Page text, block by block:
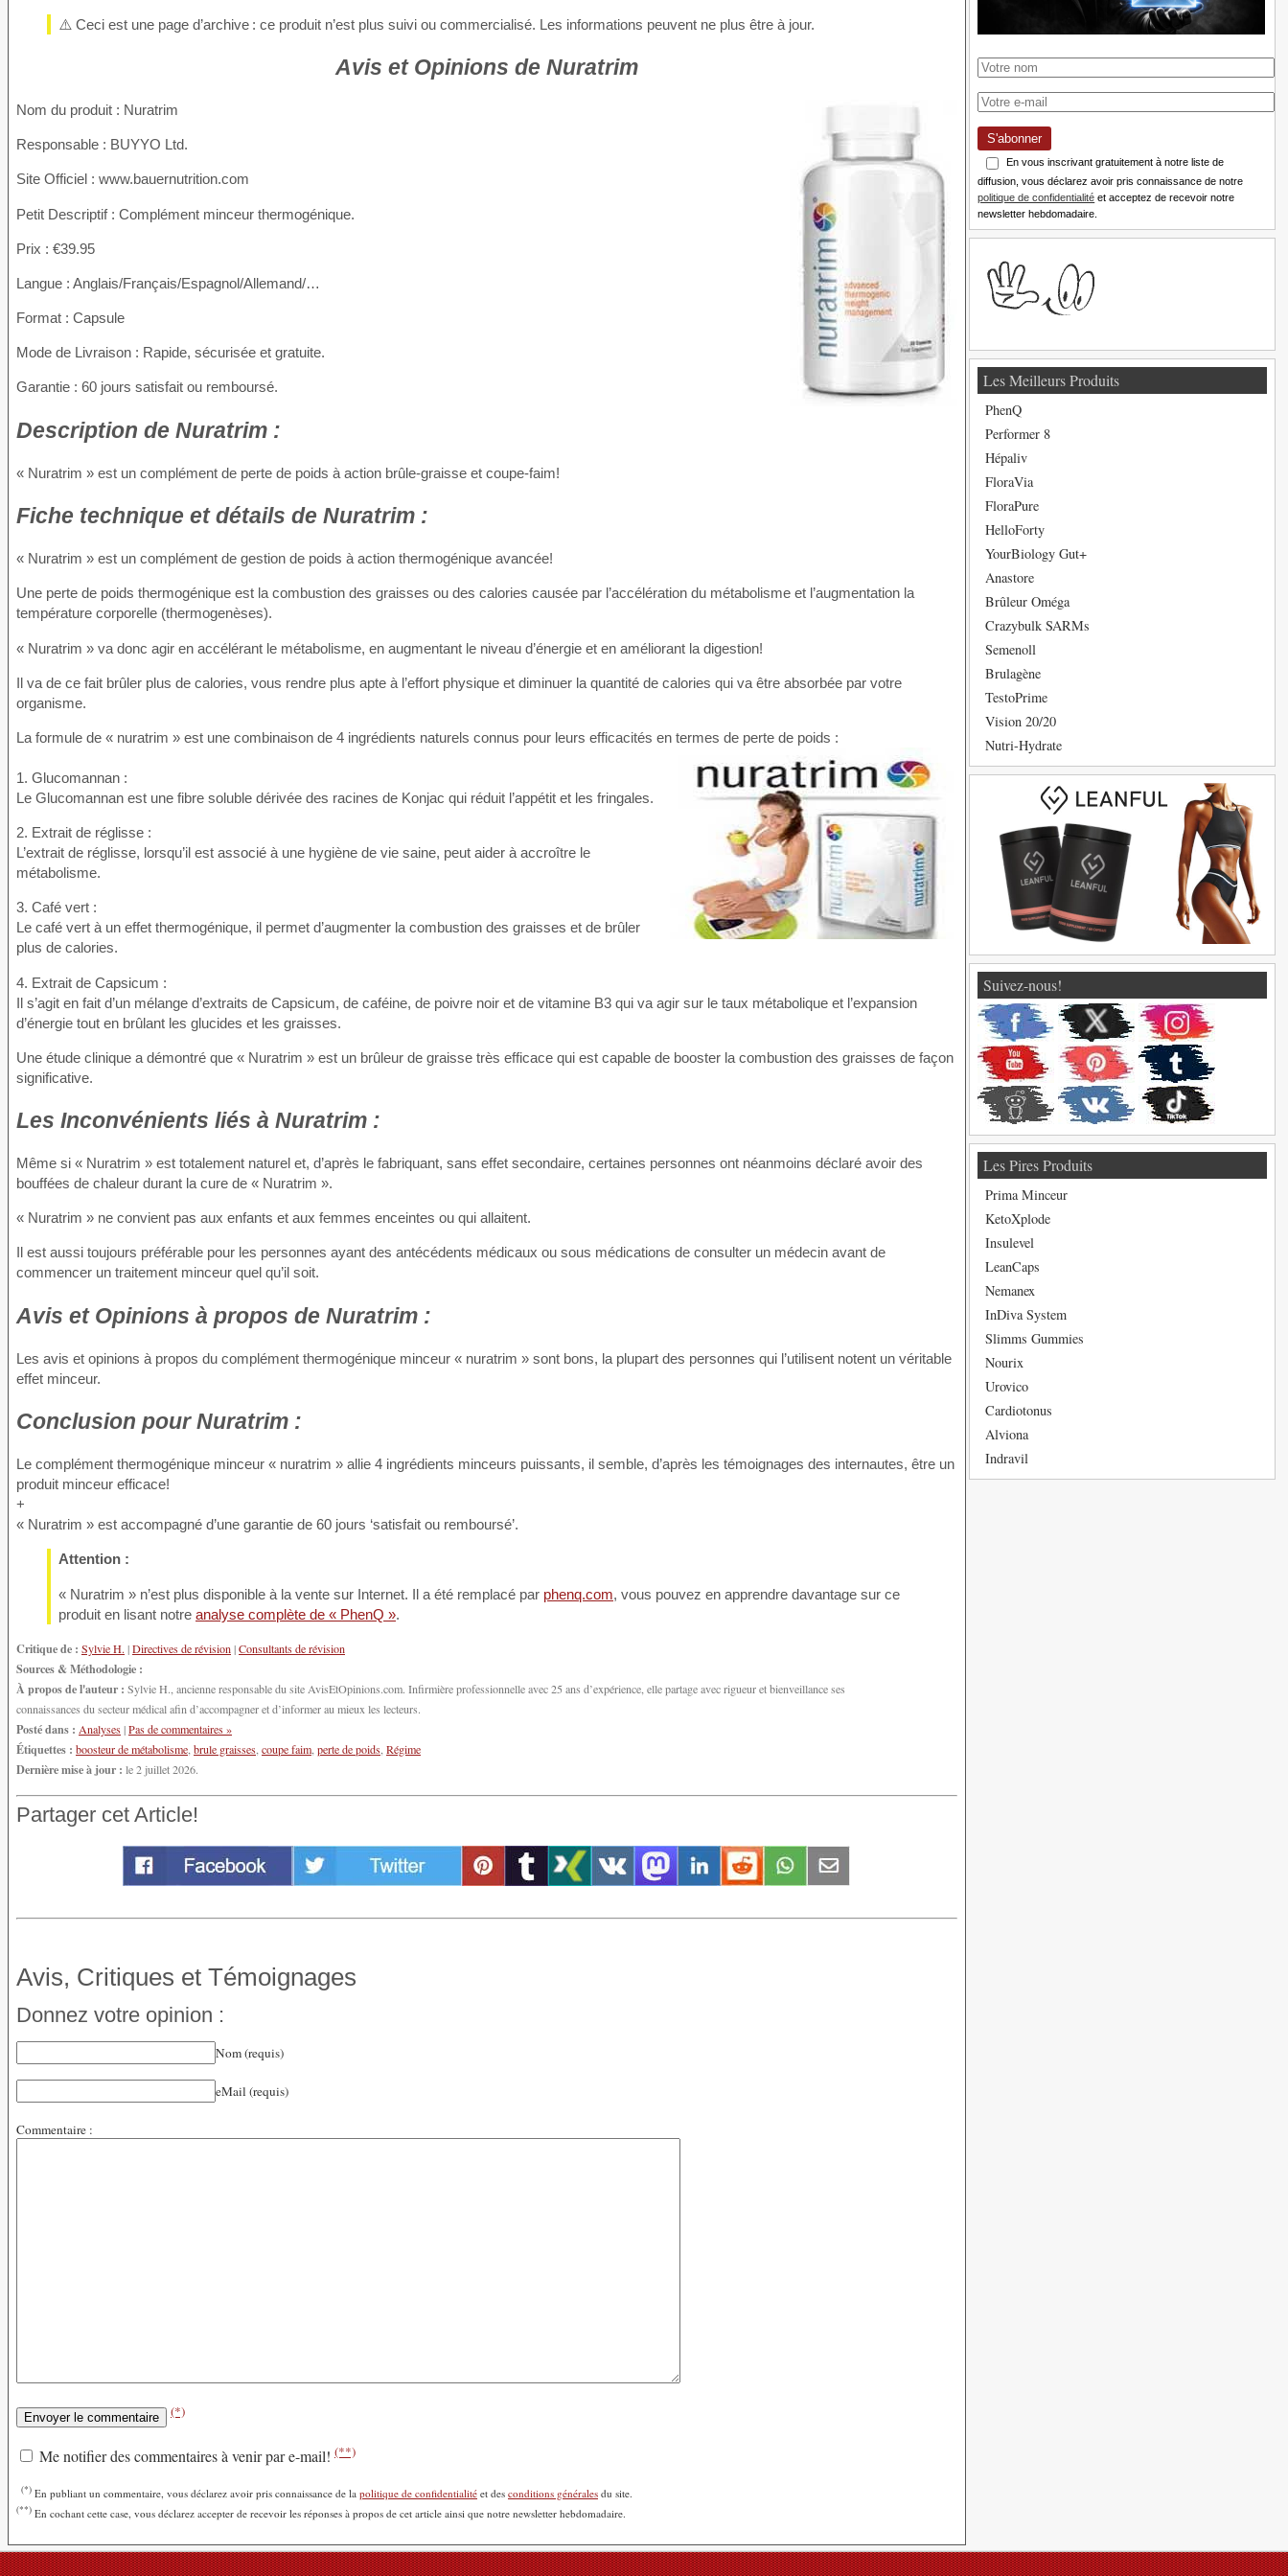
⚠️ Ceci est une page d’archive : ce produit n’est plus suivi ou commercialisé. Les informations peuvent ne plus être à jour.
Avis et Opinions de Nuratrim
Nom du produit : Nuratrim
Responsable : BUYYO Ltd.
Site Officiel : www.bauernutrition.com
Petit Descriptif : Complément minceur thermogénique.
Prix : €39.95
Langue : Anglais/Français/Espagnol/Allemand/…
Format : Capsule
Mode de Livraison : Rapide, sécurisée et gratuite.
Garantie : 60 jours satisfait ou remboursé.
Description de Nuratrim :
« Nuratrim » est un complément de perte de poids à action brûle-graisse et coupe-faim!
Fiche technique et détails de Nuratrim :
« Nuratrim » est un complément de gestion de poids à action thermogénique avancée!
Une perte de poids thermogénique est la combustion des graisses ou des calories causée par l’accélération du métabolisme et l’augmentation la
température corporelle (thermogenèses).
« Nuratrim » va donc agir en accélérant le métabolisme, en augmentant le niveau d’énergie et en améliorant la digestion!
Il va de ce fait brûler plus de calories, vous rendre plus apte à l’effort physique et diminuer la quantité de calories qui va être absorbée par votre
organisme.
La formule de « nuratrim » est une combinaison de 4 ingrédients naturels connus pour leurs efficacités en termes de perte de poids :
1. Glucomannan :
Le Glucomannan est une fibre soluble dérivée des racines de Konjac qui réduit l’appétit et les fringales.
2. Extrait de réglisse :
L’extrait de réglisse, lorsqu’il est associé à une hygiène de vie saine, peut aider à accroître le
métabolisme.
3. Café vert :
Le café vert à un effet thermogénique, il permet d’augmenter la combustion des graisses et de brûler
plus de calories.
4. Extrait de Capsicum :
Il s’agit en fait d’un mélange d’extraits de Capsicum, de caféine, de poivre noir et de vitamine B3 qui va agir sur le taux métabolique et l’expansion
d’énergie tout en brûlant les glucides et les graisses.
Une étude clinique a démontré que « Nuratrim » est un brûleur de graisse très efficace qui est capable de booster la combustion des graisses de façon
significative.
Les Inconvénients liés à Nuratrim :
Même si « Nuratrim » est totalement naturel et, d’après le fabriquant, sans effet secondaire, certaines personnes ont néanmoins déclaré avoir des
bouffées de chaleur durant la cure de « Nuratrim ».
« Nuratrim » ne convient pas aux enfants et aux femmes enceintes ou qui allaitent.
Il est aussi toujours préférable pour les personnes ayant des antécédents médicaux ou sous médications de consulter un médecin avant de
commencer un traitement minceur quel qu’il soit.
Avis et Opinions à propos de Nuratrim :
Les avis et opinions à propos du complément thermogénique minceur « nuratrim » sont bons, la plupart des personnes qui l’utilisent notent un véritable
effet minceur.
Conclusion pour Nuratrim :
Le complément thermogénique minceur « nuratrim » allie 4 ingrédients minceurs puissants, il semble, d’après les témoignages des internautes, être un
produit minceur efficace!
+
« Nuratrim » est accompagné d’une garantie de 60 jours ‘satisfait ou remboursé’.
Attention :
« Nuratrim » n’est plus disponible à la vente sur Internet. Il a été remplacé par phenq.com, vous pouvez en apprendre davantage sur ce
produit en lisant notre analyse complète de « PhenQ ».
Critique de : Sylvie H. |Directives de révision|Consultants de révision
Sources & Méthodologie :
À propos de l'auteur : Sylvie H., ancienne responsable du site AvisEtOpinions.com. Infirmière professionnelle avec 25 ans d’expérience, elle partage avec rigueur et bienveillance ses
connaissances du secteur médical afin d’accompagner et d’informer au mieux les lecteurs.
Posté dans : Analyses|Pas de commentaires »
Étiquettes : boosteur de métabolisme brule graisses coupe faim perte de poids Régime
Dernière mise à jour : le 2 juillet 2026.
Partager cet Article!
Avis, Critiques et Témoignages
Donnez votre opinion :
Nom (requis)
eMail (requis)
Commentaire :
(*)
Me notifier des commentaires à venir par e-mail! (**)
(*) En publiant un commentaire, vous déclarez avoir pris connaissance de la politique de confidentialité et des conditions générales du site.
(**) En cochant cette case, vous déclarez accepter de recevoir les réponses à propos de cet article ainsi que notre newsletter hebdomadaire.
S'abonner
En vous inscrivant gratuitement à notre liste de
diffusion, vous déclarez avoir pris connaissance de notre
politique de confidentialité et acceptez de recevoir notre
newsletter hebdomadaire.
Les Meilleurs Produits
PhenQ
Performer 8
Hépaliv
FloraVia
FloraPure
HelloForty
YourBiology Gut+
Anastore
Brûleur Oméga
Crazybulk SARMs
Semenoll
Brulagène
TestoPrime
Vision 20/20
Nutri-Hydrate
Suivez-nous!
Les Pires Produits
Prima Minceur
KetoXplode
Insulevel
LeanCaps
Nemanex
InDiva System
Slimms Gummies
Nourix
Urovico
Cardiotonus
Alviona
Indravil